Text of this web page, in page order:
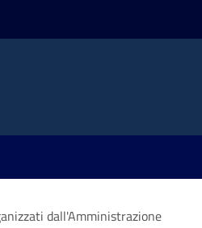
dall'Amministrazione